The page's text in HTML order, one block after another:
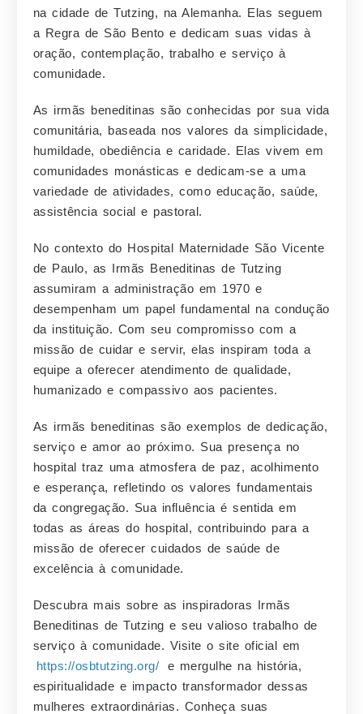
na cidade de Tutzing, na Alemanha. Elas seguem
a Regra de São Bento e dedicam suas vidas à
oração, contemplação, trabalho e serviço à
comunidade.
As irmãs beneditinas são conhecidas por sua vida
comunitária, baseada nos valores da simplicidade,
humildade, obediência e caridade. Elas vivem em
comunidades monásticas e dedicam-se a uma
variedade de atividades, como educação, saúde,
assistência social e pastoral.
No contexto do Hospital Maternidade São Vicente
de Paulo, as Irmãs Beneditinas de Tutzing
assumiram a administração em 1970 e
desempenham um papel fundamental na condução
da instituição. Com seu compromisso com a
missão de cuidar e servir, elas inspiram toda a
equipe a oferecer atendimento de qualidade,
humanizado e compassivo aos pacientes.
As irmãs beneditinas são exemplos de dedicação,
serviço e amor ao próximo. Sua presença no
hospital traz uma atmosfera de paz, acolhimento
e esperança, refletindo os valores fundamentais
da congregação. Sua influência é sentida em
todas as áreas do hospital, contribuindo para a
missão de oferecer cuidados de saúde de
excelência à comunidade.
Descubra mais sobre as inspiradoras Irmãs
Beneditinas de Tutzing e seu valioso trabalho de
serviço à comunidade. Visite o site oficial em
https://osbtutzing.org/
e mergulhe na história,
espiritualidade e impacto transformador dessas
mulheres extraordinárias. Conheça suas